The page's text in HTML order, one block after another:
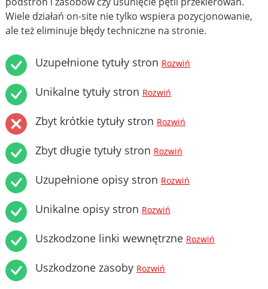
Wiele działań on-site nie tylko wspiera pozycjonowanie,
ale też eliminuje błędy techniczne na stronie.
Uzupełnione tytuły stron Rozwiń
Unikalne tytuły stron Rozwiń
Zbyt krótkie tytuły stron Rozwiń
Zbyt długie tytuły stron Rozwiń
Uzupełnione opisy stron Rozwiń
Unikalne opisy stron Rozwiń
Uszkodzone linki wewnętrzne Rozwiń
Uszkodzone zasoby Rozwiń